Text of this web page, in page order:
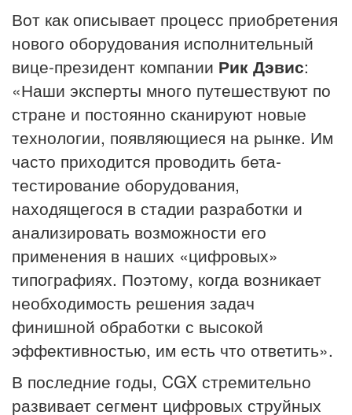
Вот как описывает процесс приобретения
нового оборудования исполнительный
вице-президент компании Рик Дэвис:
«Наши эксперты много путешествуют по
стране и постоянно сканируют новые
технологии, появляющиеся на рынке. Им
часто приходится проводить бета-
тестирование оборудования,
находящегося в стадии разработки и
анализировать возможности его
применения в наших «цифровых»
типографиях. Поэтому, когда возникает
необходимость решения задач
финишной обработки с высокой
эффективностью, им есть что ответить».
В последние годы, CGX стремительно
развивает сегмент цифровых струйных